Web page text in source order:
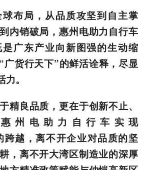
布局，从品质攻坚到自主掌
内销破局，惠州电助力自行车
广东产业向新图强的生动缩
广货行天下”的鲜活诠释，尽显
。
精良品质，更在于创新不止、
州电助力自行车实现
跨越，离不开企业对品质的坚
，离不开大湾区制造业的深厚